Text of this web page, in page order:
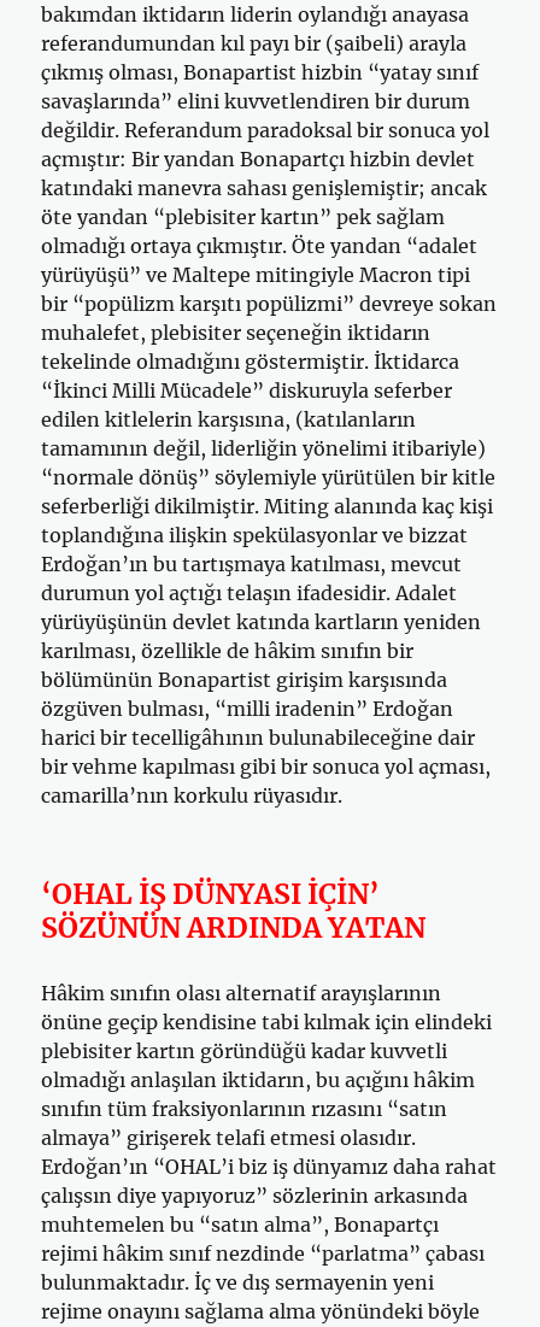
bakımdan iktidarın liderin oylandığı anayasa
referandumundan kıl payı bir (şaibeli) arayla
çıkmış olması, Bonapartist hizbin “yatay sınıf
savaşlarında” elini kuvvetlendiren bir durum
değildir. Referandum paradoksal bir sonuca yol
açmıştır: Bir yandan Bonapartçı hizbin devlet
katındaki manevra sahası genişlemiştir; ancak
öte yandan “plebisiter kartın” pek sağlam
olmadığı ortaya çıkmıştır. Öte yandan “adalet
yürüyüşü” ve Maltepe mitingiyle Macron tipi
bir “popülizm karşıtı popülizmi” devreye sokan
muhalefet, plebisiter seçeneğin iktidarın
tekelinde olmadığını göstermiştir. İktidarca
“İkinci Milli Mücadele” diskuruyla seferber
edilen kitlelerin karşısına, (katılanların
tamamının değil, liderliğin yönelimi itibariyle)
“normale dönüş” söylemiyle yürütülen bir kitle
seferberliği dikilmiştir. Miting alanında kaç kişi
toplandığına ilişkin spekülasyonlar ve bizzat
Erdoğan’ın bu tartışmaya katılması, mevcut
durumun yol açtığı telaşın ifadesidir. Adalet
yürüyüşünün devlet katında kartların yeniden
karılması, özellikle de hâkim sınıfın bir
bölümünün Bonapartist girişim karşısında
özgüven bulması, “milli iradenin” Erdoğan
harici bir tecelligâhının bulunabileceğine dair
bir vehme kapılması gibi bir sonuca yol açması,
camarilla’nın korkulu rüyasıdır.
‘OHAL İŞ DÜNYASI İÇİN’
SÖZÜNÜN ARDINDA YATAN
Hâkim sınıfın olası alternatif arayışlarının
önüne geçip kendisine tabi kılmak için elindeki
plebisiter kartın göründüğü kadar kuvvetli
olmadığı anlaşılan iktidarın, bu açığını hâkim
sınıfın tüm fraksiyonlarının rızasını “satın
almaya” girişerek telafi etmesi olasıdır.
Erdoğan’ın “OHAL’i biz iş dünyamız daha rahat
çalışsın diye yapıyoruz” sözlerinin arkasında
muhtemelen bu “satın alma”, Bonapartçı
rejimi hâkim sınıf nezdinde “parlatma” çabası
bulunmaktadır. İç ve dış sermayenin yeni
rejime onayını sağlama alma yönündeki böyle